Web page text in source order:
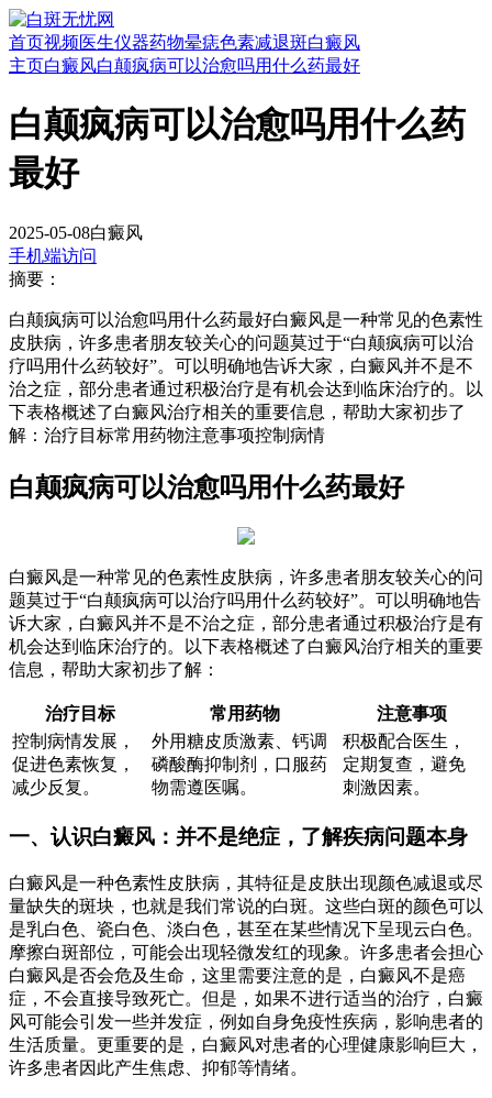
首页视频医生仪器药物晕痣色素减退斑白癜风
主页白癜风白颠疯病可以治愈吗用什么药最好
白颠疯病可以治愈吗用什么药
最好
2025-05-08白癜风
手机端访问
摘要：
白颠疯病可以治愈吗用什么药最好白癜风是一种常见的色素性
皮肤病，许多患者朋友较关心的问题莫过于“白颠疯病可以治
疗吗用什么药较好”。可以明确地告诉大家，白癜风并不是不
治之症，部分患者通过积极治疗是有机会达到临床治疗的。以
下表格概述了白癜风治疗相关的重要信息，帮助大家初步了
解：治疗目标常用药物注意事项控制病情
白颠疯病可以治愈吗用什么药最好
白癜风是一种常见的色素性皮肤病，许多患者朋友较关心的问
题莫过于“白颠疯病可以治疗吗用什么药较好”。可以明确地告
诉大家，白癜风并不是不治之症，部分患者通过积极治疗是有
机会达到临床治疗的。以下表格概述了白癜风治疗相关的重要
信息，帮助大家初步了解：
治疗目标 常用药物
注意事项
控制病情发展，
促进色素恢复，
减少反复。
外用糖皮质激素、钙调
磷酸酶抑制剂，口服药
物需遵医嘱。
积极配合医生，
定期复查，避免
刺激因素。
一、认识白癜风：并不是绝症，了解疾病问题本身
白癜风是一种色素性皮肤病，其特征是皮肤出现颜色减退或尽
量缺失的斑块，也就是我们常说的白斑。这些白斑的颜色可以
是乳白色、瓷白色、淡白色，甚至在某些情况下呈现云白色。
摩擦白斑部位，可能会出现轻微发红的现象。许多患者会担心
白癜风是否会危及生命，这里需要注意的是，白癜风不是癌
症，不会直接导致死亡。但是，如果不进行适当的治疗，白癜
风可能会引发一些并发症，例如自身免疫性疾病，影响患者的
生活质量。更重要的是，白癜风对患者的心理健康影响巨大，
许多患者因此产生焦虑、抑郁等情绪。